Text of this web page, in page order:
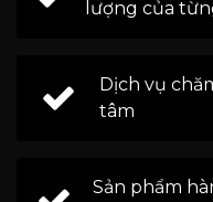
lượng của
Dịch vụ
tâm
Sản phẩm